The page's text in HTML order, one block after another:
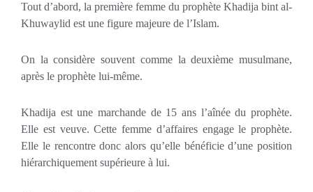
Tout d’abord, la première femme du prophète Khadija bint al-
Khuwaylid est une figure majeure de l’Islam.
On la considère souvent comme la deuxième musulmane,
après le prophète lui-même.
Khadija est une marchande de 15 ans l’aînée du prophète.
Elle est veuve. Cette femme d’affaires engage le prophète.
Elle le rencontre donc alors qu’elle bénéficie d’une position
hiérarchiquement supérieure à lui.